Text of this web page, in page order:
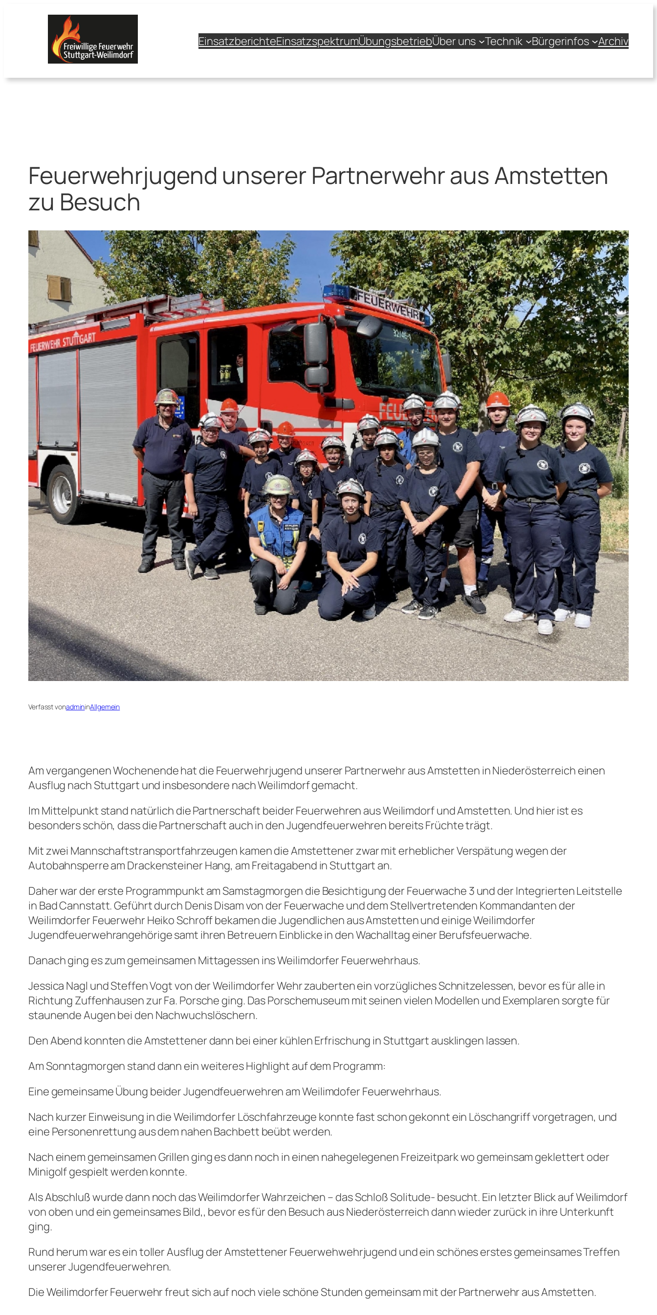
EinsatzberichteEinsatzspektrumÜbungsbetriebÜber uns Technik Bürgerinfos Archiv
Feuerwehrjugend unserer Partnerwehr aus Amstetten
zu Besuch
Verfasst vonadmininAllgemein
Am vergangenen Wochenende hat die Feuerwehrjugend unserer Partnerwehr aus Amstetten in Niederösterreich einen
Ausflug nach Stuttgart und insbesondere nach Weilimdorf gemacht.
Im Mittelpunkt stand natürlich die Partnerschaft beider Feuerwehren aus Weilimdorf und Amstetten. Und hier ist es
besonders schön, dass die Partnerschaft auch in den Jugendfeuerwehren bereits Früchte trägt.
Mit zwei Mannschaftstransportfahrzeugen kamen die Amstettener zwar mit erheblicher Verspätung wegen der
Autobahnsperre am Drackensteiner Hang, am Freitagabend in Stuttgart an.
Daher war der erste Programmpunkt am Samstagmorgen die Besichtigung der Feuerwache 3 und der Integrierten Leitstelle
in Bad Cannstatt. Geführt durch Denis Disam von der Feuerwache und dem Stellvertretenden Kommandanten der
Weilimdorfer Feuerwehr Heiko Schroff bekamen die Jugendlichen aus Amstetten und einige Weilimdorfer
Jugendfeuerwehrangehörige samt ihren Betreuern Einblicke in den Wachalltag einer Berufsfeuerwache.
Danach ging es zum gemeinsamen Mittagessen ins Weilimdorfer Feuerwehrhaus.
Jessica Nagl und Steffen Vogt von der Weilimdorfer Wehr zauberten ein vorzügliches Schnitzelessen, bevor es für alle in
Richtung Zuffenhausen zur Fa. Porsche ging. Das Porschemuseum mit seinen vielen Modellen und Exemplaren sorgte für
staunende Augen bei den Nachwuchslöschern.
Den Abend konnten die Amstettener dann bei einer kühlen Erfrischung in Stuttgart ausklingen lassen.
Am Sonntagmorgen stand dann ein weiteres Highlight auf dem Programm:
Eine gemeinsame Übung beider Jugendfeuerwehren am Weilimdofer Feuerwehrhaus.
Nach kurzer Einweisung in die Weilimdorfer Löschfahrzeuge konnte fast schon gekonnt ein Löschangriff vorgetragen, und
eine Personenrettung aus dem nahen Bachbett beübt werden.
Nach einem gemeinsamen Grillen ging es dann noch in einen nahegelegenen Freizeitpark wo gemeinsam geklettert oder
Minigolf gespielt werden konnte.
Als Abschluß wurde dann noch das Weilimdorfer Wahrzeichen – das Schloß Solitude- besucht. Ein letzter Blick auf Weilimdorf
von oben und ein gemeinsames Bild,, bevor es für den Besuch aus Niederösterreich dann wieder zurück in ihre Unterkunft
ging.
Rund herum war es ein toller Ausflug der Amstettener Feuerwehwehrjugend und ein schönes erstes gemeinsames Treffen
unserer Jugendfeuerwehren.
Die Weilimdorfer Feuerwehr freut sich auf noch viele schöne Stunden gemeinsam mit der Partnerwehr aus Amstetten.